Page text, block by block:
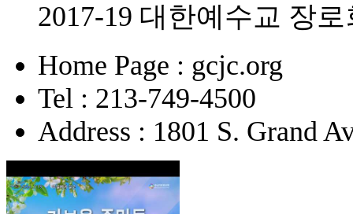
2017-19 대한예수교 장
Home Page : gcjc.org
Tel : 213-749-4500
Address : 1801 S. Grand